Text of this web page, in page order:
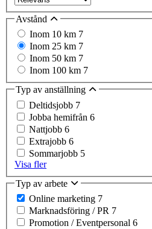
Avstånd
Inom 10 km 7
Inom 25 km 7
Inom 50 km 7
Inom 100 km 7
Typ av anställning
Deltidsjobb 7
Jobba hemifrån 6
Nattjobb 6
Extrajobb 6
Sommarjobb 5
Visa fler
Typ av arbete
Online marketing 7
Marknadsföring / PR 7
Promotion / Eventpersonal 6